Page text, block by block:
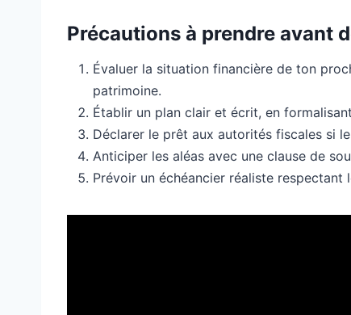
Précautions à prendre avant
Évaluer la situation financière de ton
patrimoine.
Établir un plan clair et écrit, en
Déclarer le prêt aux autorités fiscales si
Anticiper les aléas avec une clause de
Prévoir un échéancier réaliste respectant